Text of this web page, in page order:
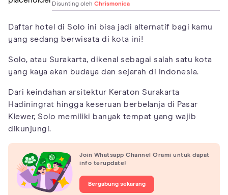
Disunting oleh Chrismonica
Daftar hotel di Solo ini bisa jadi alternatif bagi kamu
yang sedang berwisata di kota ini!
Solo, atau Surakarta, dikenal sebagai salah satu kota
yang kaya akan budaya dan sejarah di Indonesia.
Dari keindahan arsitektur Keraton Surakarta
Hadiningrat hingga keseruan berbelanja di Pasar
Klewer, Solo memiliki banyak tempat yang wajib
dikunjungi.
Join Whatsapp Channel Orami untuk dapat
info terupdate!
Bergabung sekarang